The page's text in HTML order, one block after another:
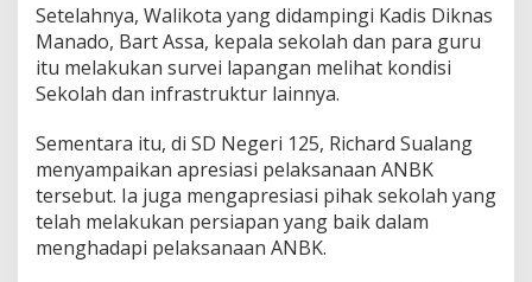
l
a
n
B
k
Setelahnya, Walikota yang didampingi Kadis Diknas
Manado, Bart Assa, kepala sekolah dan para guru
itu melakukan survei lapangan melihat kondisi
Sekolah dan infrastruktur lainnya.
Sementara itu, di SD Negeri 125, Richard Sualang
menyampaikan apresiasi pelaksanaan ANBK
tersebut. Ia juga mengapresiasi pihak sekolah yang
telah melakukan persiapan yang baik dalam
menghadapi pelaksanaan ANBK.